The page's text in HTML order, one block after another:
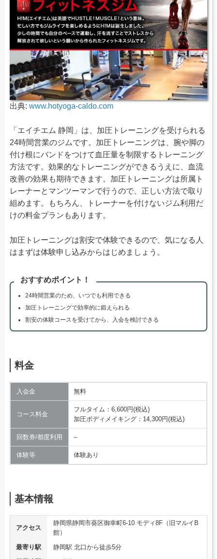
出典: www.hotyoga-caldo.com
「エイチエム 静岡」は、加圧トレーニングを受けられる
24時間営業のジムです。加圧トレーニングは、腕や脚の
付け根にバンドをつけて血圧量を制限するトレーニング
方法です。効果的なトレーニングができるうえに、血流
改善の効果も期待できます。加圧トレーニングは所属ト
レーナーとマンツーマンで行うので、正しい方法で取り
組めます。もちろん、トレーナーを付けないジム利用だ
けの料金プランもあります。
加圧トレーニングは割安で体験できるので、気になる人
はまずは体験申し込みからはじめましょう。
おすすめポイント！
24時間営業のため、いつでも利用できる
加圧トレーニングで効率的に鍛えられる
割安の体験コースを受けてから、入会を検討できる
料金
入会金 無料
コース料金
フルタイム：6,600円(税込)
加圧ボディメイキング：14,300円(税込)
回数券/都度利用 –
体験等 体験あり
基本情報
アクセス
静岡県静岡市葵区御幸町6-10 モディ8F（旧マルイB
館）
最寄り駅
静岡駅 北口から徒歩5分